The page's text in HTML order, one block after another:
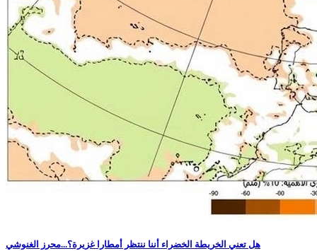
هل تعني الخريطة الخضراء أننا ننتظر أمطارا غزيرة؟...محرز الغنوشي